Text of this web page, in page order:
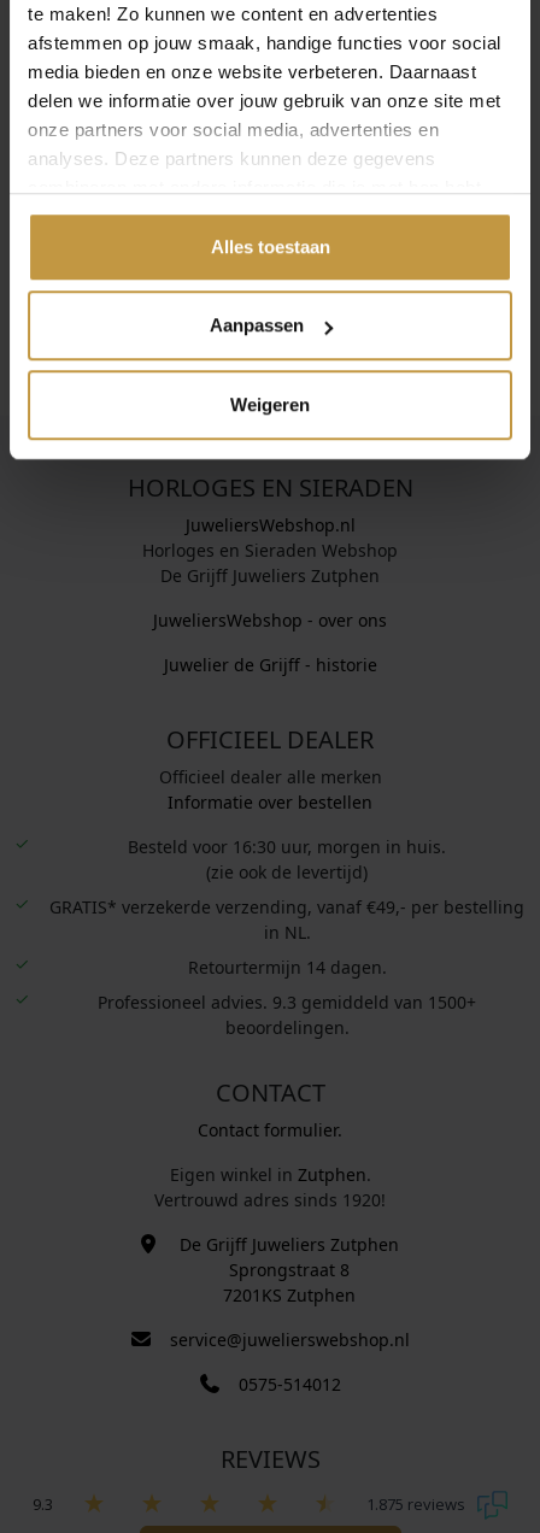
te maken! Zo kunnen we content en advertenties
afstemmen op jouw smaak, handige functies voor social
media bieden en onze website verbeteren. Daarnaast
delen we informatie over jouw gebruik van onze site met
onze partners voor social media, advertenties en
analyses. Deze partners kunnen deze gegevens
gedeeld of die ze hebben verzameld via jouw gebruik van
Alles toestaan
Aanpassen
Weigeren
INFORMATIE OVER SIF JAKOBS SIERADEN
Sif Jakobs ontwerpt stijlvolle sieraden met een luxueuze
uitstraling. Elk ontwerp straalt elegantie en klasse uit,
vaak verrijkt met sprankelende zirkonia’s. Perfect voor
wie houdt van Scandinavisch design met een vleugje
HORLOGES EN SIERADEN
JuweliersWebshop.nl
Horloges en Sieraden Webshop
De Grijff Juweliers Zutphen
JuweliersWebshop - over ons
Juwelier de Grijff - historie
OFFICIEEL DEALER
Officieel dealer alle merken
Informatie over bestellen
Besteld voor 16:30 uur, morgen in huis.
(zie ook de levertijd)
GRATIS* verzekerde verzending, vanaf €49,- per bestelling
in NL.
Retourtermijn 14 dagen.
Professioneel advies. 9.3 gemiddeld van 1500+
beoordelingen.
CONTACT
Contact formulier.
Eigen winkel in Zutphen.
Vertrouwd adres sinds 1920!
De Grijff Juweliers Zutphen
Sprongstraat 8
7201KS Zutphen
service@juwelierswebshop.nl
0575-514012
REVIEWS
9.3 1.875 reviews